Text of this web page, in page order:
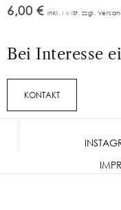
6,00 € inkl. MwSt. zzgl.
Bei Interesse
KONTAKT